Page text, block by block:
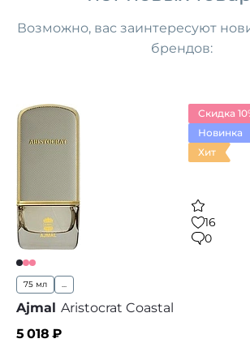
Возможно, вас заинтересуют
брендов:
Скидка
Новинка
Хит
16
0
75 мл ...
Ajmal Aristocrat Coastal
5 018 ₽